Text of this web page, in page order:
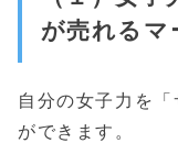
が売れるマ
自分の女子力を
ができます。